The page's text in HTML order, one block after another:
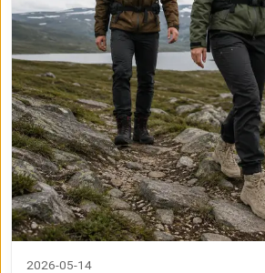
2026-05-14